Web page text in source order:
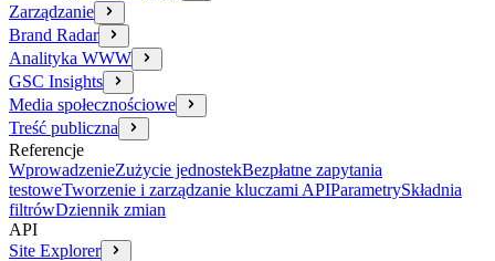
Zarządzanie
Brand Radar
Analityka WWW
GSC Insights
Media społecznościowe
Treść publiczna
Referencje
WprowadzenieZużycie jednostekBezpłatne zapytania
testoweTworzenie i zarządzanie kluczami APIParametrySkładnia
filtrówDziennik zmian
API
Site Explorer